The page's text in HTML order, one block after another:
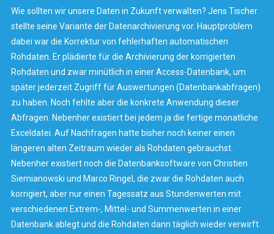
Wie sollten wir unsere Daten in Zukunft verwalten? Jens Tischer
stellte seine Variante der Datenarchivierung vor. Hauptproblem
dabei war die Korrektur von fehlerhaften automatischen
Rohdaten. Er plädierte für die Archivierung der korrigierten
Rohdaten und zwar minütlich in einer Access-Datenbank, um
später jederzeit Zugriff für Auswertungen (Datenbankabfragen)
zu haben. Noch fehlte aber die konkrete Anwendung dieser
Abfragen. Nebenher existiert bei jedem ja die fertige monatliche
Exceldatei. Auf Nachfragen hatte bisher noch keiner einen
längeren alten Zeitraum wieder als Rohdaten gebrauchst.
Nebenher existiert noch die Datenbanksoftware von Christien
Siemianowski und Marco Ringel, die zwar die Rohdaten auch
korrigiert, aber nur einen Tagessatz aus Stundenwerten mit
verschiedenen Extrem-, Mittel- und Summenwerten in einer
Datenbank ablegt und die Rohdaten dann täglich wieder verwirft.